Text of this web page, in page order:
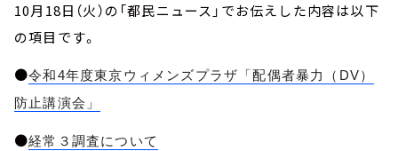
10月18日（火）の「都民ニュース」でお伝えした内容は以下
の項目です。
●令和4年度東京ウィメンズプラザ「配偶者暴力（DV）
防止講演会」
●経常３調査について